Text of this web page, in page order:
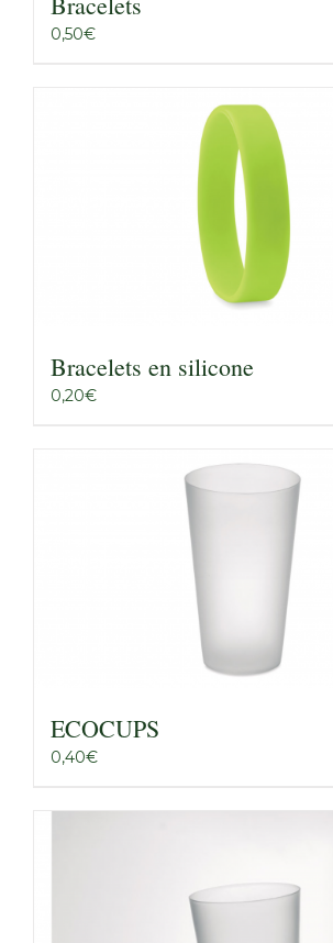
0,50€
Bracelets en silicone
0,20€
ECOCUPS
0,40€